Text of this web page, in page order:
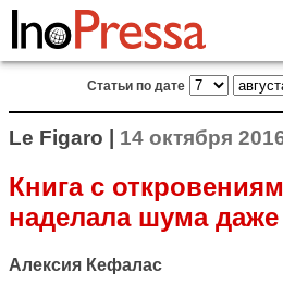
Статьи по дате
Le Figaro | 14 октября
Книга с
наделала шума
Алексия Кефалас